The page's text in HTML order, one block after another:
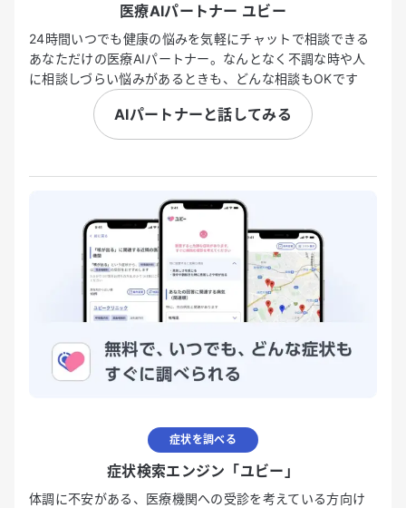
医療AIパートナー ユビー
24時間いつでも健康の悩みを気軽にチャットで相談できる
あなただけの医療AIパートナー。なんとなく不調な時や人
に相談しづらい悩みがあるときも、どんな相談もOKです
AIパートナーと話してみる
症状を調べる
症状検索エンジン「ユビー」
体調に不安がある、医療機関への受診を考えている方向け